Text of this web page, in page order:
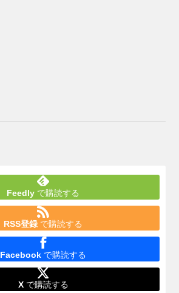
Feedly で購読する
RSS登録 で購読する
Facebook で購読する
Xで購読する